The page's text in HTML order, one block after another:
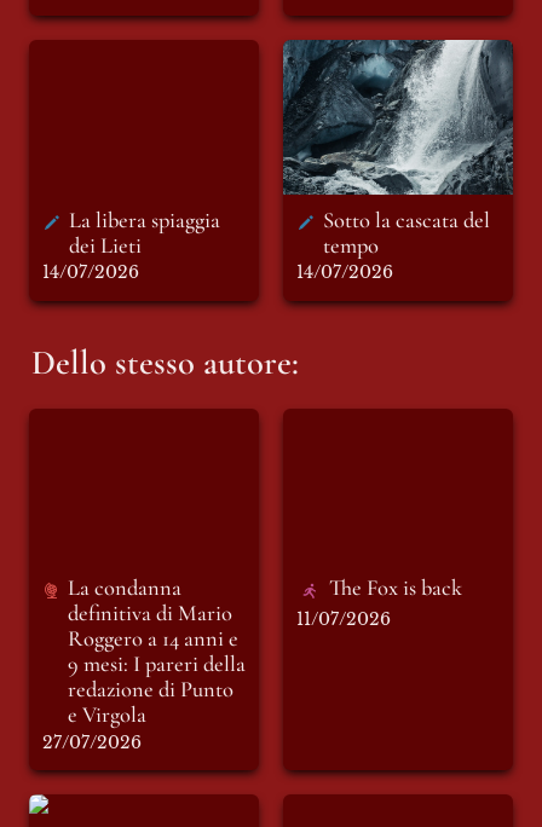
La libera spiaggia
dei Lieti
14/07/2026
Sotto la cascata del
tempo
Sotto la cascata del
tempo
14/07/2026
Dello stesso autore:
La condanna
La condanna
definitiva di Mario
Roggero a 14 anni e
9 mesi: I pareri della
redazione di Punto
e Virgola
27/07/2026
The Fox is back
The Fox is back
11/07/2026
Debacle Senegal: 5